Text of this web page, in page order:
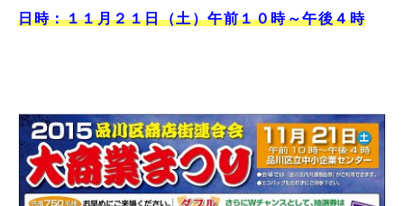
日時：１１月２１日（土）午前１０時～午後４時